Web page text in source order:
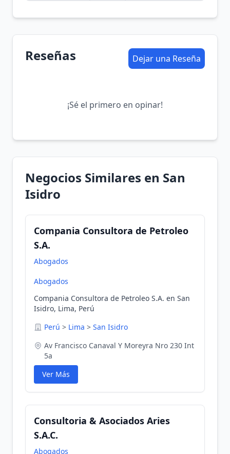
Reseñas Dejar una Reseña
¡Sé el primero en opinar!
Negocios Similares en San
Isidro
Compania Consultora de Petroleo
S.A.
Abogados
Abogados
Compania Consultora de Petroleo S.A. en San
Isidro, Lima, Perú
Perú > Lima > San Isidro
Av Francisco Canaval Y Moreyra Nro 230 Int
5a
Ver Más
Consultoria & Asociados Aries
S.A.C.
Abogados